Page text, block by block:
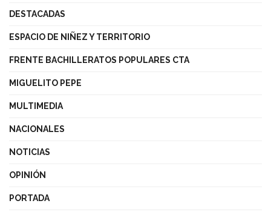
DESTACADAS
ESPACIO DE NIÑEZ Y TERRITORIO
FRENTE BACHILLERATOS POPULARES CTA
MIGUELITO PEPE
MULTIMEDIA
NACIONALES
NOTICIAS
OPINIÓN
PORTADA